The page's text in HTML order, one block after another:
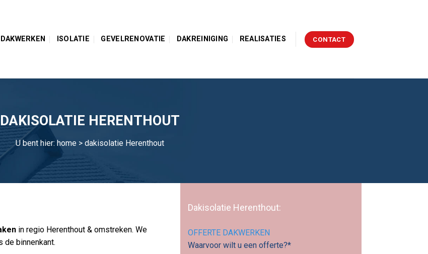
DAKWERKEN ISOLATIE GEVELRENOVATIE DAKREINIGING REALISATIES CONTACT
DAKISOLATIE HERENTHOUT
U bent hier: home> dakisolatie Herenthout
in regio Herenthout & omstreken. We
de binnenkant.
Dakisolatie Herenthout:
OFFERTE DAKWERKEN
Waarvoor wilt u een offerte?*